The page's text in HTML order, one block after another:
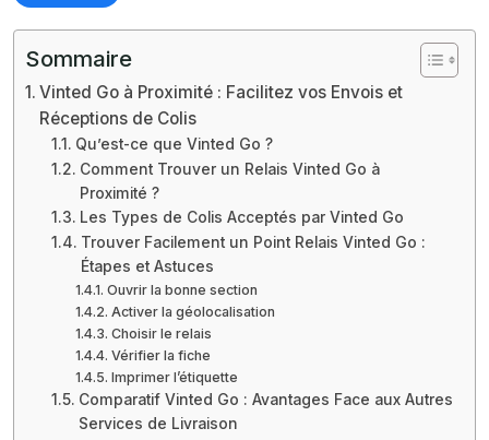
Sommaire
Vinted Go à Proximité : Facilitez vos Envois et
Réceptions de Colis
Qu’est-ce que Vinted Go ?
Comment Trouver un Relais Vinted Go à
Proximité ?
Les Types de Colis Acceptés par Vinted Go
Trouver Facilement un Point Relais Vinted Go :
Étapes et Astuces
Ouvrir la bonne section
Activer la géolocalisation
Choisir le relais
Vérifier la fiche
Imprimer l’étiquette
Comparatif Vinted Go : Avantages Face aux Autres
Services de Livraison